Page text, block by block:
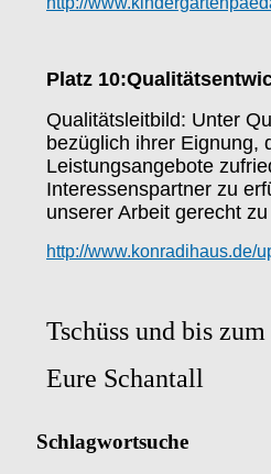
Platz 10:
Qualitätsleitbild: Unter
bezüglich ihrer Eignung,
Leistungsangebote
Interessenspartner zu
unserer Arbeit gerecht
http://www.konradihaus.de/
Tschüss und bis
Eure Schantall
Schlagwortsuche